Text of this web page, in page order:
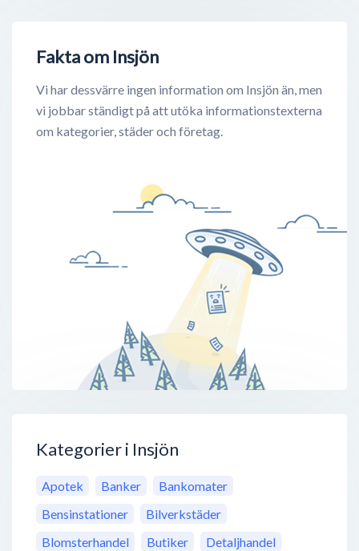
Fakta om Insjön
Vi har dessvärre ingen information om Insjön än, men
vi jobbar ständigt på att utöka informationstexterna
om kategorier, städer och företag.
Kategorier i Insjön
Apotek Banker
Bankomater
Bensinstationer
Bilverkstäder
Blomsterhandel
Butiker
Detaljhandel